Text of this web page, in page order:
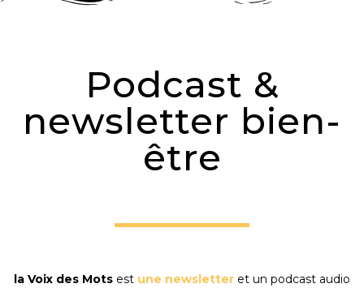
Podcast &
newsletter bien-
être
la Voix des Mots est une newsletter et un podcast audio